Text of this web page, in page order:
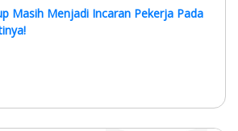
Masih Menjadi Incaran Pekerja Pada